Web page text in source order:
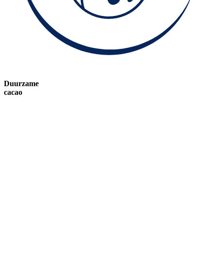
Duurzame
cacao